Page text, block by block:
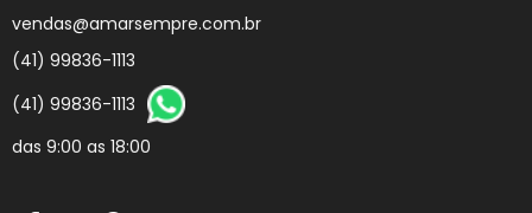
vendas@amarsempre.com.br
(41) 99836-1113
(41) 99836-1113
das 9:00 as 18:00